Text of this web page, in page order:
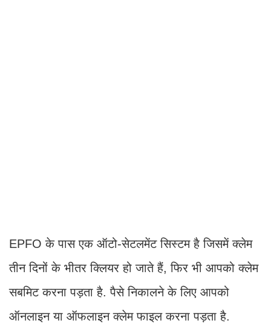
EPFO के पास एक ऑटो-सेटलमेंट सिस्टम है जिसमें क्लेम
तीन दिनों के भीतर क्लियर हो जाते हैं, फिर भी आपको क्लेम
सबमिट करना पड़ता है. पैसे निकालने के लिए आपको
ऑनलाइन या ऑफलाइन क्लेम फाइल करना पड़ता है.